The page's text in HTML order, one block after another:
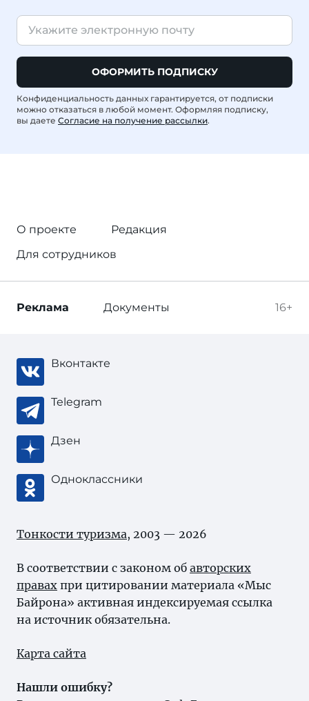
ОФОРМИТЬ ПОДПИСКУ
Конфиденциальность данных гарантируется, от подписки
можно отказаться в любой момент. Оформляя подписку,
вы даете Согласие на получение рассылки.
О проекте
Редакция
Для сотрудников
16+
Реклама Документы
Вконтакте
Telegram
Дзен
Одноклассники
Тонкости туризма, 2003 — 2026
В соответствии с законом об авторских
правах при цитировании материала «Мыс
Байрона» активная индексируемая ссылка
на источник обязательна.
Карта сайта
Нашли ошибку?